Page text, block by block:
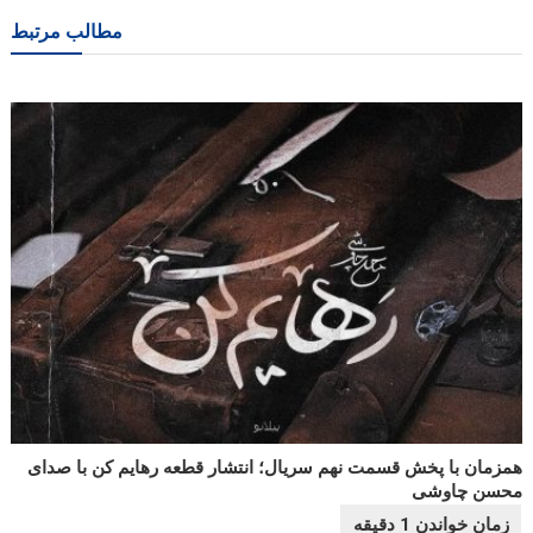
مطالب مرتبط
همزمان با پخش قسمت نهم سریال؛ انتشار قطعه رهایم کن با صدای
محسن چاوشی